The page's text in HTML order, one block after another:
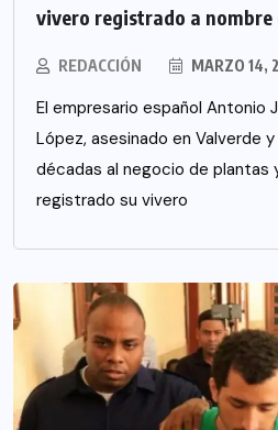
vivero registrado a nombre
REDACCIÓN MARZO 14,
El empresario español Antonio
López, asesinado en Valverde
décadas al negocio de plantas
registrado su vivero